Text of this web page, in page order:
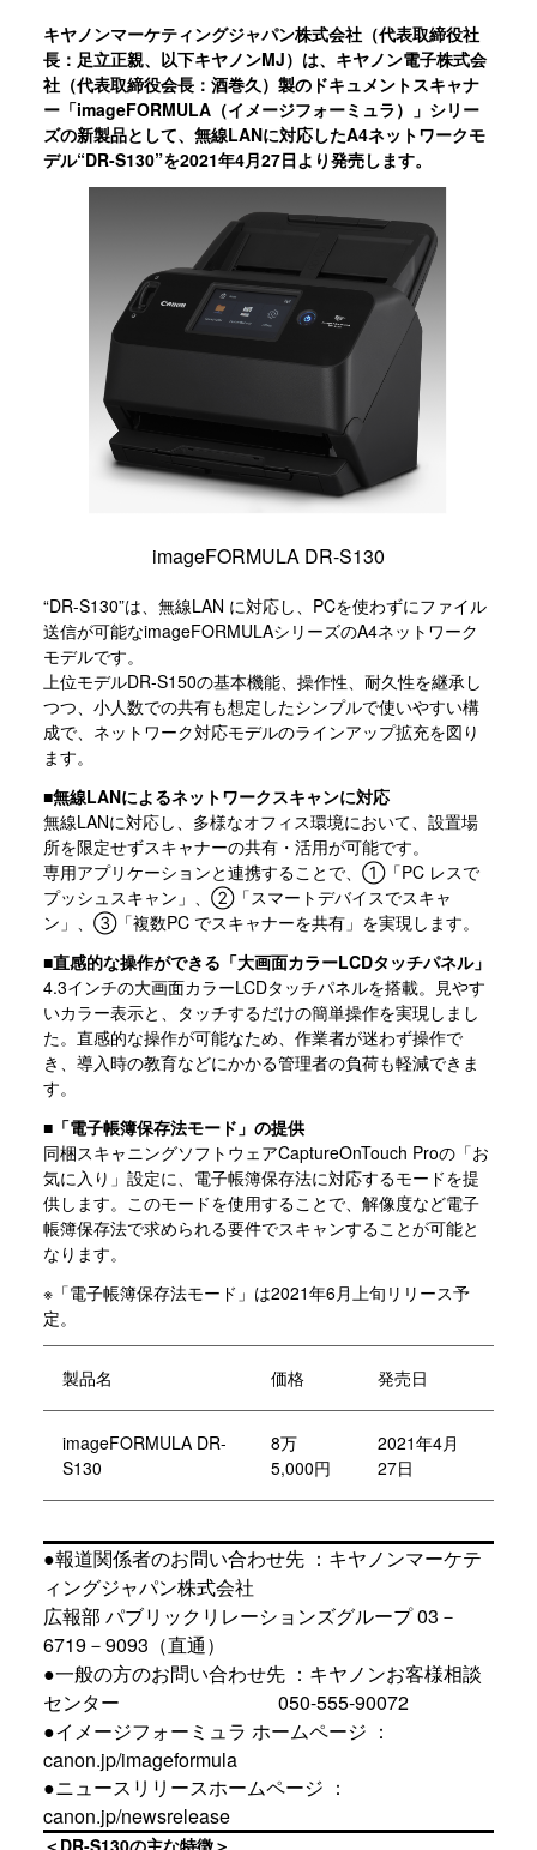
キヤノンマーケティングジャパン株式会社（代表取締役社
長：足立正親、以下キヤノンMJ）は、キヤノン電子株式会
社（代表取締役会長：酒巻久）製のドキュメントスキャナ
ー「imageFORMULA（イメージフォーミュラ）」シリー
ズの新製品として、無線LANに対応したA4ネットワークモ
デル“DR-S130”を2021年4月27日より発売します。
imageFORMULA DR-S130
“DR-S130”は、無線LAN に対応し、PCを使わずにファイル
送信が可能なimageFORMULAシリーズのA4ネットワーク
モデルです。
上位モデルDR-S150の基本機能、操作性、耐久性を継承し
つつ、小人数での共有も想定したシンプルで使いやすい構
成で、ネットワーク対応モデルのラインアップ拡充を図り
ます。
■無線LANによるネットワークスキャンに対応
無線LANに対応し、多様なオフィス環境において、設置場
所を限定せずスキャナーの共有・活用が可能です。
専用アプリケーションと連携することで、①「PC レスで
プッシュスキャン」、②「スマートデバイスでスキャ
ン」、③「複数PC でスキャナーを共有」を実現します。
■直感的な操作ができる「大画面カラーLCDタッチパネル」
4.3インチの大画面カラーLCDタッチパネルを搭載。見やす
いカラー表示と、タッチするだけの簡単操作を実現しまし
た。直感的な操作が可能なため、作業者が迷わず操作で
き、導入時の教育などにかかる管理者の負荷も軽減できま
す。
■「電子帳簿保存法モード」の提供
同梱スキャニングソフトウェアCaptureOnTouch Proの「お
気に入り」設定に、電子帳簿保存法に対応するモードを提
供します。このモードを使用することで、解像度など電子
帳簿保存法で求められる要件でスキャンすることが可能と
なります。
※「電子帳簿保存法モード」は2021年6月上旬リリース予
定。
製品名 価格 発売日
imageFORMULA DR-
S130
8万
5,000円
2021年4月
27日
●報道関係者のお問い合わせ先 ：キヤノンマーケテ
ィングジャパン株式会社
広報部 パブリックリレーションズグループ 03－
6719－9093（直通）
●一般の方のお問い合わせ先 ：キヤノンお客様相談
センター 050-555-90072
●イメージフォーミュラ ホームページ ：
canon.jp/imageformula
●ニュースリリースホームページ ：
canon.jp/newsrelease